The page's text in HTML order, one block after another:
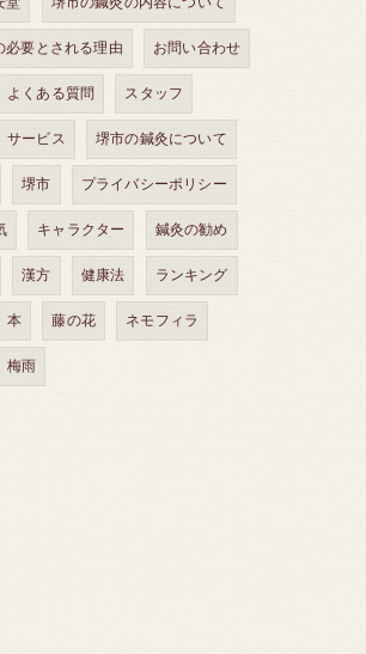
必要とされる理由 お問い合わせ
よくある質問 スタッフ
サービス 堺市の鍼灸について
堺市 プライバシーポリシー
キャラクター 鍼灸の勧め
漢方 健康法 ランキング
本 藤の花 ネモフィラ
梅雨